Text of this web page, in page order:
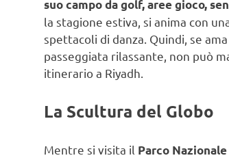
suo campo da golf, aree gioco,
la stagione estiva, si anima con
spettacoli di danza. Quindi, se
passeggiata rilassante, non può
itinerario a Riyadh.
La Scultura del Globo
Mentre si visita il Parco